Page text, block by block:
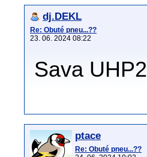
dj.DEKL
Re: Obuté pneu...??
23. 06. 2024 08:22
Sava UHP2
ptace
Re: Obuté pneu...??